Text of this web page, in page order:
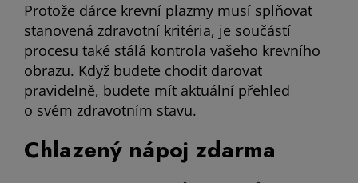
Protože dárce krevní plazmy musí splňovat
stanovená zdravotní kritéria, je součástí
procesu také stálá kontrola vašeho krevního
obrazu. Když budete chodit darovat
pravidelně, budete mít aktuální přehled
o svém zdravotním stavu.
Chlazený nápoj zdarma